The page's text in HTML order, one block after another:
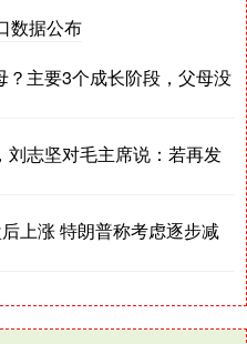
数据公布
主要3个成长阶段，父母没
刘志坚对毛主席说：若再发
上涨 特朗普称考虑逐步减